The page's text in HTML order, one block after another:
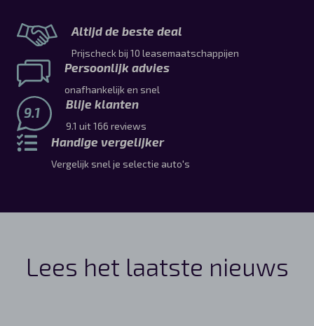
Altijd de beste deal
Prijscheck bij 10 leasemaatschappijen
Persoonlijk advies
onafhankelijk en snel
9.1
Blije klanten
9.1 uit 166 reviews
Handige vergelijker
Vergelijk snel je selectie auto's
Lees het laatste nieuws